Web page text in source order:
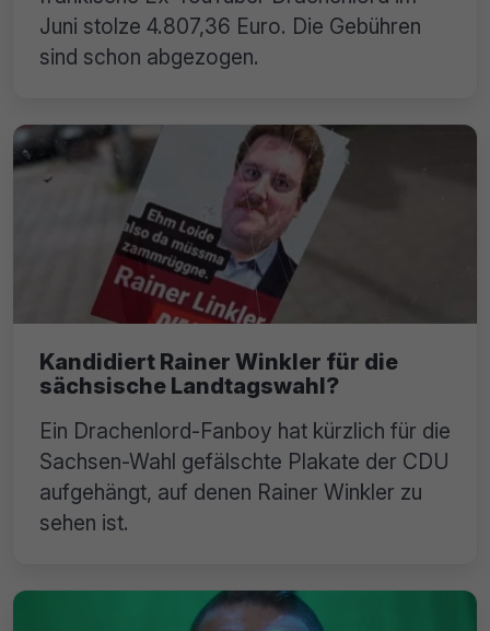
Juni stolze 4.807,36 Euro. Die Gebühren
sind schon abgezogen.
Kandidiert Rainer Winkler für die
sächsische Landtagswahl?
Ein Drachenlord-Fanboy hat kürzlich für die
Sachsen-Wahl gefälschte Plakate der CDU
aufgehängt, auf denen Rainer Winkler zu
sehen ist.